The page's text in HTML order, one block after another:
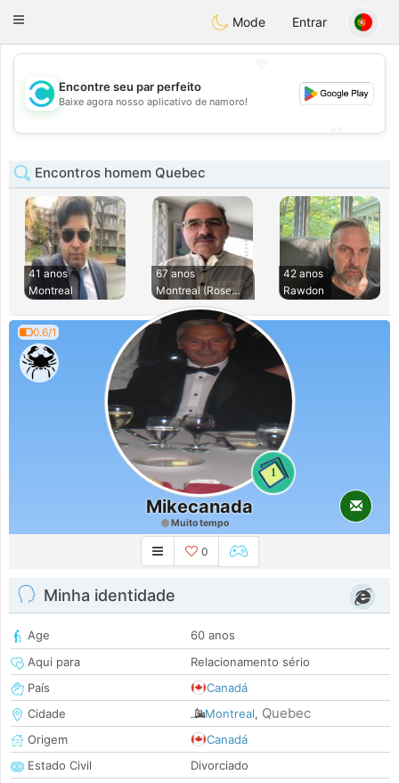
olombiaCitas
Toggle
Mode Entrar
💖
💕
Encontre seu par perfeito
Baixe agora nosso aplicativo de namoro!
Encontros homem Quebec
41 anos
Montreal
67 anos
Montreal (Rosemont
42 anos
Rawdon
0.6/1
1
Mikecanada
Muito tempo
0
Minha identidade
Age
60 anos
Aqui para
Relacionamento sério
País
Canadá
Cidade
Montreal, Quebec
Origem
Canadá
Estado Civil
Divorciado